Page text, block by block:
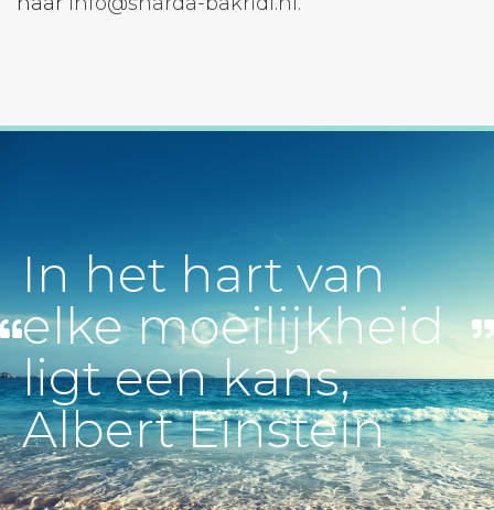
In het hart van
elke moeilijkheid
ligt een kans,
Albert Einstein